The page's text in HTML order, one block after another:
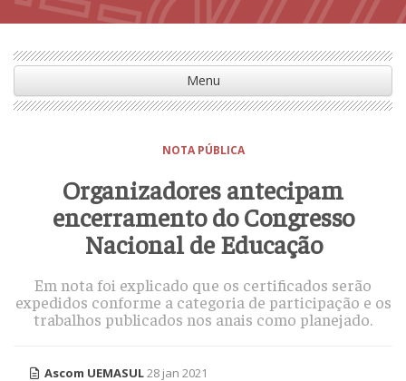
Menu
NOTA PÚBLICA
Organizadores antecipam
encerramento do Congresso
Nacional de Educação
Em nota foi explicado que os certificados serão
expedidos conforme a categoria de participação e os
trabalhos publicados nos anais como planejado.
Ascom UEMASUL 28 jan 2021